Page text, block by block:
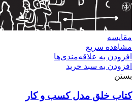
مقایسه
مشاهده سریع
افزودن به علاقه‌مندی‌ها
افزودن به سبد خرید
بستن
کتاب خلق مدل کسب و کار